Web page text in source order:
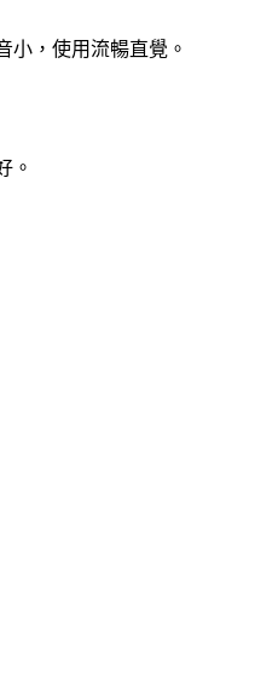
小，使用流暢直覺。
。